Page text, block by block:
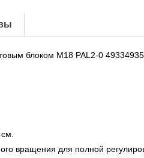
блоком M18 PAL2-0
вращения для полной